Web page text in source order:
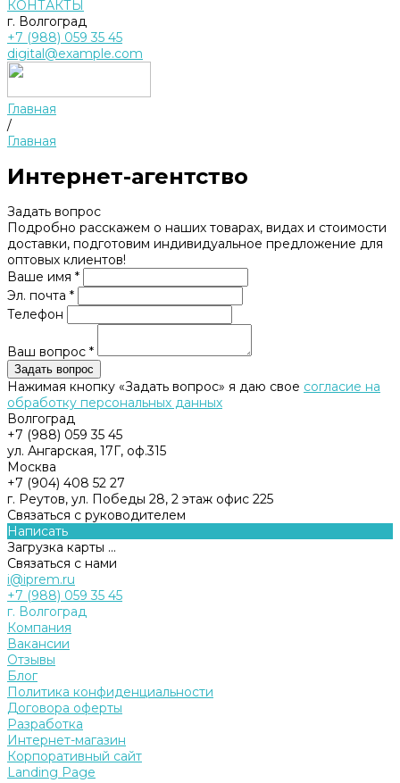
КОНТАКТЫ
г. Волгоград
+7 (988) 059 35 45
digital@example.com
Главная
/
Главная
Интернет-агентство
Задать вопрос
Подробно расскажем о наших товарах, видах и стоимости
доставки, подготовим индивидуальное предложение для
оптовых клиентов!
Ваше имя *
Эл. почта *
Телефон
Ваш вопрос *
Нажимая кнопку «Задать вопрос» я даю свое согласие на
обработку персональных данных
Волгоград
+7 (988) 059 35 45
ул. Ангарская, 17Г, оф.315
Москва
+7 (904) 408 52 27
г. Реутов, ул. Победы 28, 2 этаж офис 225
Связаться с руководителем
Написать
Загрузка карты ...
Связаться с нами
i@iprem.ru
+7 (988) 059 35 45
г. Волгоград
Компания
Вакансии
Отзывы
Блог
Политика конфиденциальности
Договора оферты
Разработка
Интернет-магазин
Корпоративный сайт
Landing Page